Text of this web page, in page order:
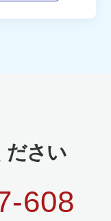
ださい
608